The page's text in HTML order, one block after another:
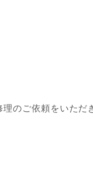
のご依頼をいただ